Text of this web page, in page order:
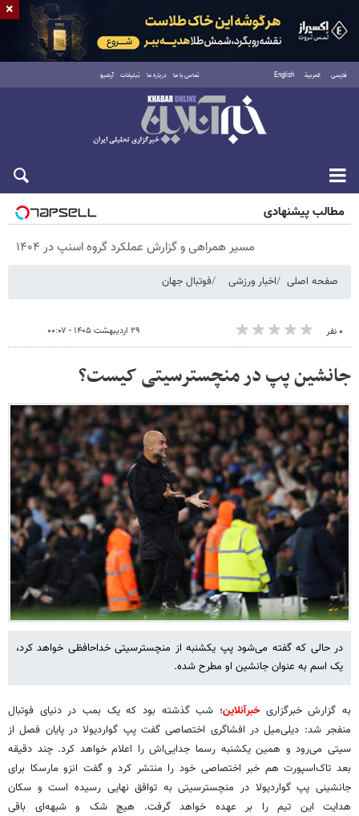
فارسی العربية English تماس با ما درباره ما تبلیغات آرشیو
پنجشنبه ۱۵ مرداد ۱۴۰۵
مطالب پیشنهادی
مسیر همراهی و گزارش عملکرد گروه اسنپ در ۱۴۰۴
صفحه اصلی اخبار ورزشی فوتبال جهان
۰ نفر ۲۹ اردیبهشت ۱۴۰۵ - ۰۰:۰۷
جانشین پپ در منچسترسیتی کیست؟
در حالی که گفته می‌شود پپ یکشنبه از منچسترسیتی خداحافظی خواهد کرد،
یک اسم به عنوان جانشین او مطرح شده.
به گزارش خبرگزاریخبرآنلاین؛ شب گذشته بود که یک بمب در دنیای فوتبال
منفجر شد: دیلی‌میل در افشاگری اختصاصی گفت پپ گواردیولا در پایان فصل از
سیتی می‌رود و همین یکشنبه رسما جدایی‌اش را اعلام خواهد کرد. چند دقیقه
بعد تاک‌اسپورت هم خبر اختصاصی خود را منتشر کرد و گفت انزو مارسکا برای
جانشینی پپ گواردیولا در منچسترسیتی به توافق نهایی رسیده است و سکان
هدایت این تیم را بر عهده خواهد گرفت. هیچ شک و شبهه‌ای باقی
×